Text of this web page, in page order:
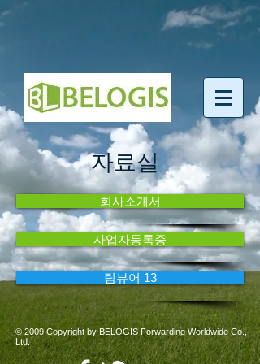
자료실
회사소개서
사업자등록증
팀뷰어 13
© 2009 Copyright by BELOGIS Forwarding Worldwide Co.,
Ltd.